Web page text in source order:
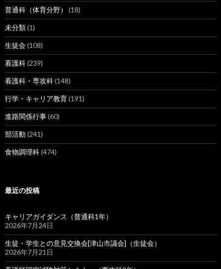
普通科（体育分野） (18)
未分類(1)
生徒会(108)
看護科(239)
看護科・専攻科(148)
行学・キャリア教育(191)
進路関係行事(60)
部活動 (241)
食物調理科(474)
最近の投稿
キャリアガイダンス（普通科1年）
2026年7月24日
生徒・学生との意見交換会[津山市議会]（生徒会）
2026年7月21日